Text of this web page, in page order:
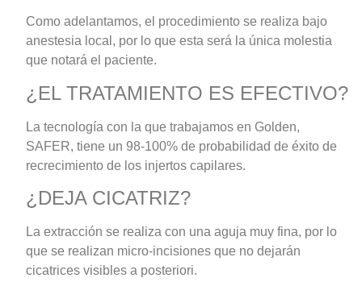
Como adelantamos, el procedimiento se realiza bajo
anestesia local, por lo que esta será la única molestia
que notará el paciente.
¿EL TRATAMIENTO ES EFECTIVO?
La tecnología con la que trabajamos en Golden,
SAFER, tiene un 98-100% de probabilidad de éxito de
recrecimiento de los injertos capilares.
¿DEJA CICATRIZ?
La extracción se realiza con una aguja muy fina, por lo
que se realizan micro-incisiones que no dejarán
cicatrices visibles a posteriori.